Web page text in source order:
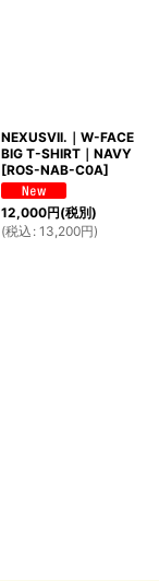
NEXUSVII.｜W-FACE
BIG T-SHIRT｜NAVY
[ROS-NAB-C0A]
12,000円(税別)
(税込 : 13,200円)